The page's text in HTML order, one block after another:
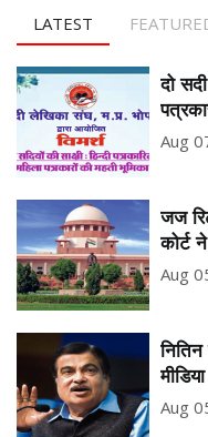
LATEST
दो
Aug
जज
कोर्ट
Aug
Aug